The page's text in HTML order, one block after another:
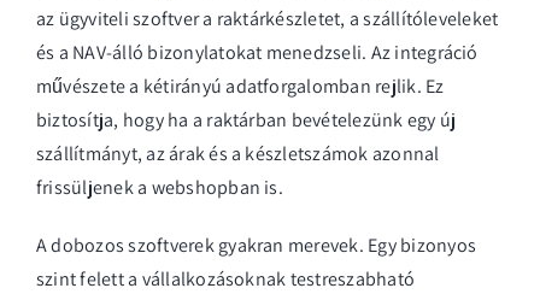
az ügyviteli szoftver a raktárkészletet, a szállítóleveleket
és a NAV-álló bizonylatokat menedzseli. Az integráció
művészete a kétirányú adatforgalomban rejlik. Ez
biztosítja, hogy ha a raktárban bevételezünk egy új
szállítmányt, az árak és a készletszámok azonnal
frissüljenek a webshopban is.
A dobozos szoftverek gyakran merevek. Egy bizonyos
szint felett a vállalkozásoknak testreszabható